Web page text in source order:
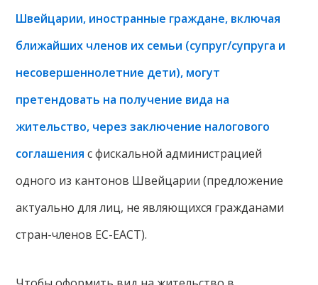
Швейцарии, иностранные граждане, включая
ближайших членов их семьи (супруг/супруга и
несовершеннолетние дети), могут
претендовать на получение вида на
жительство, через заключение налогового
соглашения с фискальной администрацией
одного из кантонов Швейцарии (предложение
актуально для лиц, не являющихся гражданами
стран-членов ЕС-ЕАСТ).